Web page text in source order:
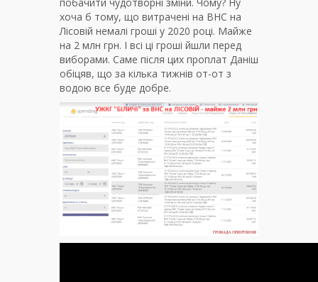
хоча б тому, що витрачені на ВНС на
Лісовій немалі гроші у 2020 році. Майже
на 2 млн грн. І всі ці гроші йшли перед
виборами. Саме після цих проплат Даніш
обіцяв, що за кілька тижнів от-от з
водою все буде добре.